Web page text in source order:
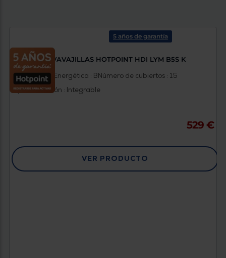
5 años de garantía
LAVAVAJILLAS HOTPOINT HDI LYM B5S K
Clasificación Energética : BNúmero de cubiertos : 15
Tipo instalación : Integrable
529 €
VER PRODUCTO